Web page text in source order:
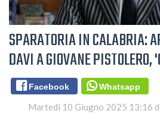
SPARATORIA IN CALABRIA:
DAVI A GIOVANE
Facebook Whatsapp
Martedì 10 Giugno 2025 13:16